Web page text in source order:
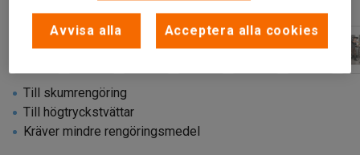
Till skumrengöring
Till högtryckstvättar
Kräver mindre rengöringsmedel
Avvisa alla Acceptera alla cookies